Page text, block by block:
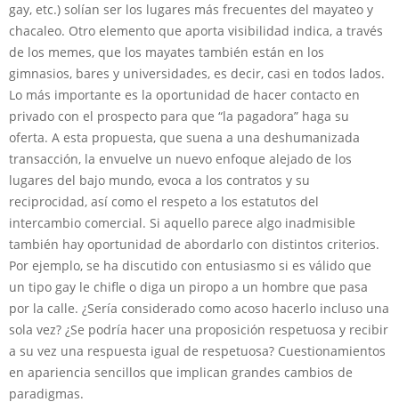
gay, etc.) solían ser los lugares más frecuentes del mayateo y
chacaleo. Otro elemento que aporta visibilidad indica, a través
de los memes, que los mayates también están en los
gimnasios, bares y universidades, es decir, casi en todos lados.
Lo más importante es la oportunidad de hacer contacto en
privado con el prospecto para que “la pagadora” haga su
oferta. A esta propuesta, que suena a una deshumanizada
transacción, la envuelve un nuevo enfoque alejado de los
lugares del bajo mundo, evoca a los contratos y su
reciprocidad, así como el respeto a los estatutos del
intercambio comercial. Si aquello parece algo inadmisible
también hay oportunidad de abordarlo con distintos criterios.
Por ejemplo, se ha discutido con entusiasmo si es válido que
un tipo gay le chifle o diga un piropo a un hombre que pasa
por la calle. ¿Sería considerado como acoso hacerlo incluso una
sola vez? ¿Se podría hacer una proposición respetuosa y recibir
a su vez una respuesta igual de respetuosa? Cuestionamientos
en apariencia sencillos que implican grandes cambios de
paradigmas.